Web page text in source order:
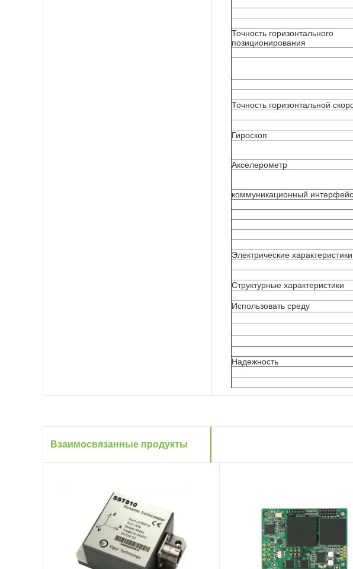
Точность горизонтального
позиционирования
Точность горизонтальной
Гироскоп
Акселерометр
коммуникационный интерфейс
Электрические характеристики
Структурные характеристики
Использовать среду
Надежность
Взаимосвязанные продукты